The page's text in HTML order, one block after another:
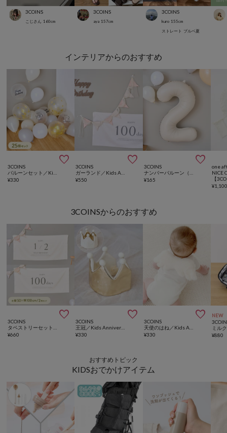
3COINS
こじさん 160cm
3COINS
aya 157cm
3COINS
kuro 155cm
ストレート ブルベ夏
インテリアからのおすすめ

3COINS
¥330

3COINS
¥550

3COINS
¥165
one
NICE
¥
3COINSからのおすすめ

3COINS
¥660

3COINS
¥330

3COINS
¥330
NEW
¥880
おすすめトピック
KIDSおでかけアイテム